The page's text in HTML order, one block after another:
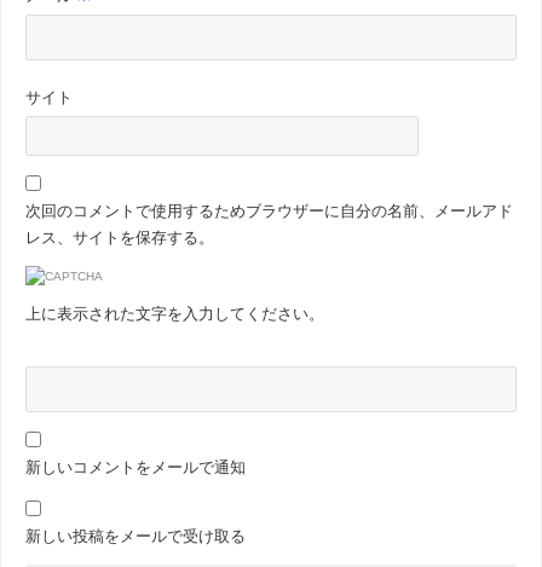
サイト
次回のコメントで使用するためブラウザーに自分の名前、メールアド
レス、サイトを保存する。
上に表示された文字を入力してください。
新しいコメントをメールで通知
新しい投稿をメールで受け取る